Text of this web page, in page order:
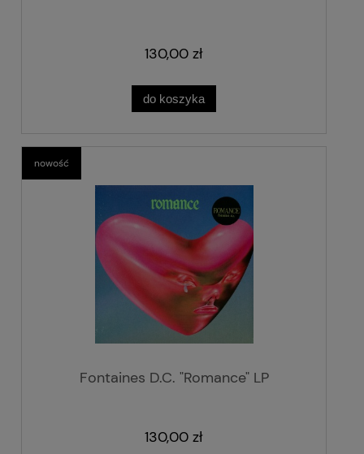
130,00 zł
do koszyka
Fontaines D.C. "Romance" LP
130,00 zł
nowość